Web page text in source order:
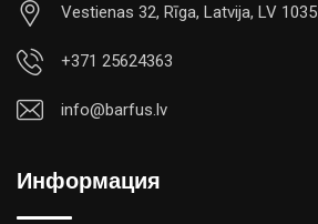
Vestienas 32, Rīga, Latvija, LV 1035
+371 25624363
info@barfus.lv
Информация